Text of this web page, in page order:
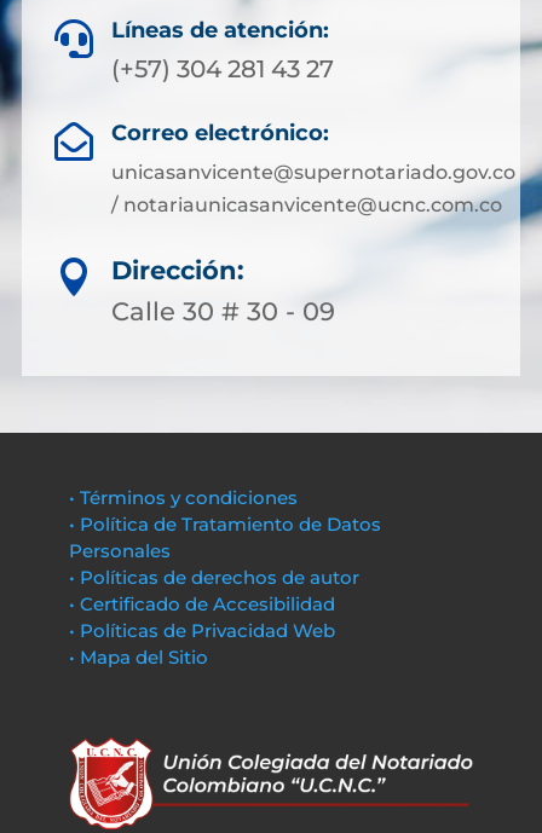
 Líneas de atención:
(+57) 304 281 43 27
 Correo electrónico:
unicasanvicente@supernotariado.gov.co
/ notariaunicasanvicente@ucnc.com.co

Dirección:
Calle 30 # 30 - 09
• Términos y condiciones
• Política de Tratamiento de Datos
Personales
• Políticas de derechos de autor
• Certificado de Accesibilidad
• Políticas de Privacidad Web
• Mapa del Sitio